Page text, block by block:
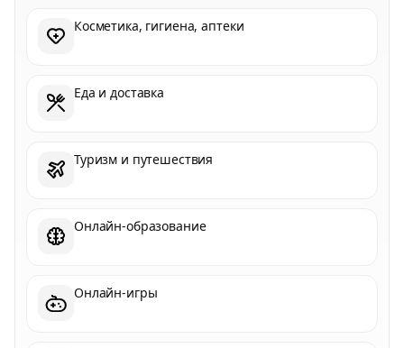
Косметика, гигиена, аптеки
Еда и доставка
Туризм и путешествия
Онлайн-образование
Онлайн-игры